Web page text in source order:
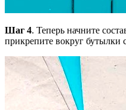
Шаг 4. Теперь начните
прикрепите вокруг бутылки